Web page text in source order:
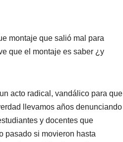
montaje que salió mal para
que el montaje es saber ¿y
acto radical, vandálico para que
llevamos años denunciando
y docentes que
pasado si movieron hasta